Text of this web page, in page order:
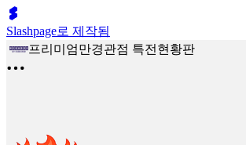
Slashpage로 제작됨
프리미엄만경관점 특전현황판